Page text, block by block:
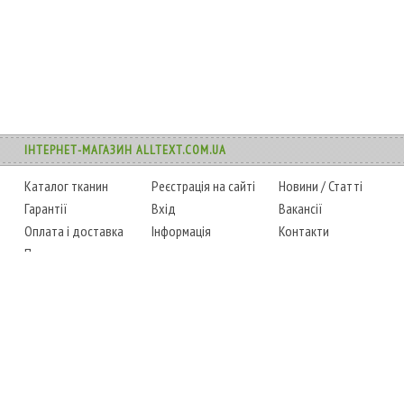
ІНТЕРНЕТ-МАГАЗИН ALLTEXT.COM.UA
Каталог тканин
Гарантії
Оплата і доставка
Повернення товару
Реєстрація на сайті
Вхід
Інформація
Новини /Статті
Вакансії
Контакти